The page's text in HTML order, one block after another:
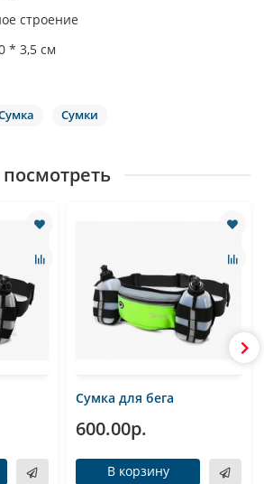
строение
* 3,5 см
Сумки
Сумка для бега
600.00р.
В корзину